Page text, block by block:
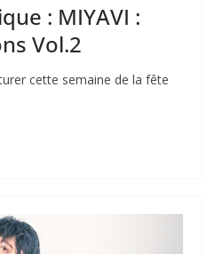
: MIYAVI :
Vol.2
cette semaine de la fête